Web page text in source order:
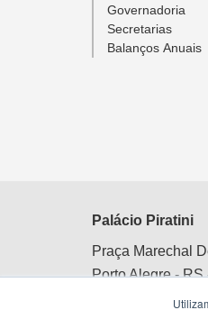
Governadoria
Secretarias
Balanços Anuais
Palácio Piratini
Praça Marechal
Porto Alegre -
Centro Histórico